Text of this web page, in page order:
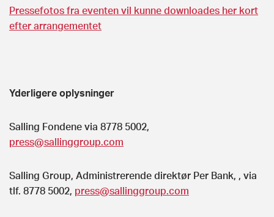
Pressefotos fra eventen vil kunne downloades her kort
efter arrangementet
Yderligere oplysninger
Salling Fondene via 8778 5002,
press@sallinggroup.com
Salling Group, Administrerende direktør Per Bank, , via
tlf. 8778 5002, press@sallinggroup.com